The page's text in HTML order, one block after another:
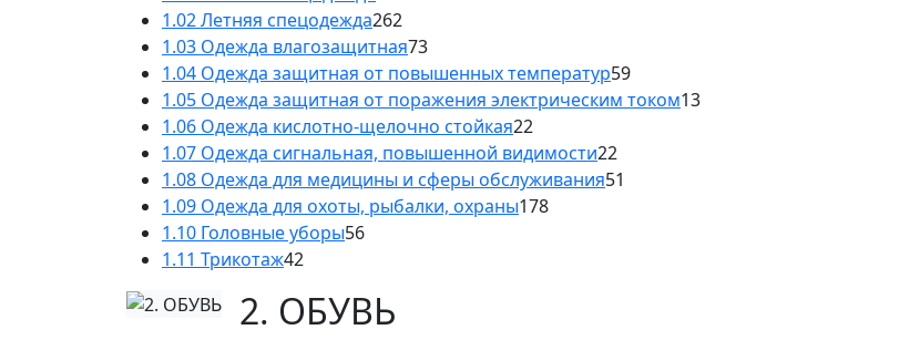
1.02 Летняя спецодежда262
1.03 Одежда влагозащитная73
1.04 Одежда защитная от повышенных температур59
1.05 Одежда защитная от поражения электрическим током13
1.06 Одежда кислотно-щелочно стойкая22
1.07 Одежда сигнальная, повышенной видимости22
1.08 Одежда для медицины и сферы обслуживания51
1.09 Одежда для охоты, рыбалки, охраны178
1.10 Головные уборы56
1.11 Трикотаж42
2. ОБУВЬ